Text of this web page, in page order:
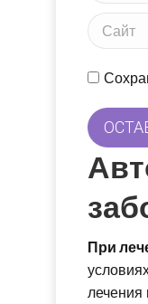
Сайт
При